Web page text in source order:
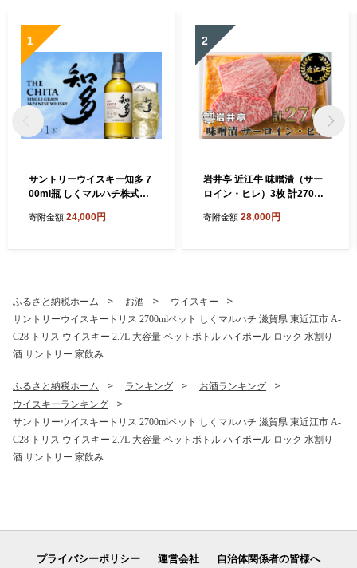
1
サントリーウイスキー知多 7
00ml瓶 しくマルハチ株式会
イスキー 知多 シングルグレ
寄附金額 24,000円
2
岩井亭 近江牛 味噌漬（サー
ロイン・ヒレ）3枚 計270g
洛西店 滋賀県 東近江市 B-H
寄附金額 28,000円
ふるさと納税ホーム お酒
ウイスキー
サントリーウイスキートリス 2700mlペット しくマルハチ 滋賀県 東近江市 A-
C28 トリス ウイスキー 2.7L 大容量 ペットボトル ハイボール ロック 水割り
酒 サントリー 家飲み
ふるさと納税ホーム ランキング
お酒ランキング
ウイスキーランキング
サントリーウイスキートリス 2700mlペット しくマルハチ 滋賀県 東近江市 A-
C28 トリス ウイスキー 2.7L 大容量 ペットボトル ハイボール ロック 水割り
酒 サントリー 家飲み
プライバシーポリシー 運営会社 自治体関係者の皆様へ